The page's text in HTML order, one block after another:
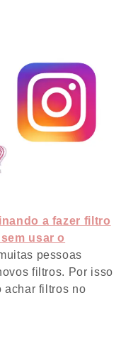
a fazer filtro
usar o
pessoas
filtros. Por isso
achar filtros no